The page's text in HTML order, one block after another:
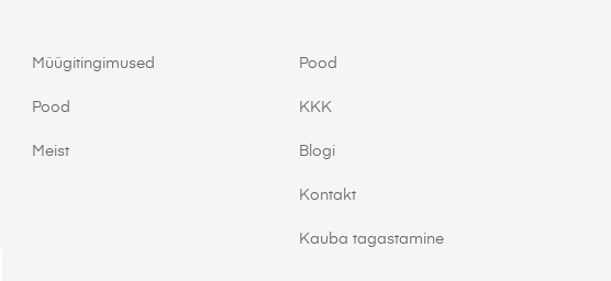
Müügitingimused
Pood
Meist
Pood
KKK
Blogi
Kontakt
Kauba tagastamine